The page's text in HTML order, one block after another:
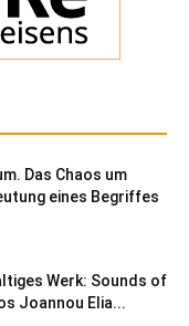
Das Chaos um
eines Begriffes
Werk: Sounds of
Joannou Elia...